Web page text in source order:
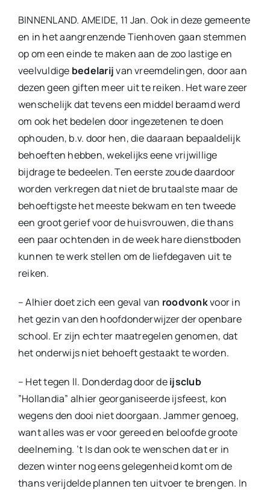
BINNENLAND. AMEIDE, 11 Jan. Ook in deze gemeente
en in het aangrenzende Tienhoven gaan stemmen
op om een einde te maken aan de zoo lastige en
veelvuldige bedelarijvan vreemdelingen, door aan
dezen geen giften meer uit te reiken. Het ware zeer
wenschelijk dat tevens een middel beraamd werd
om ook het bedelen door ingezetenen te doen
ophouden, b.v. door hen, die daaraan bepaaldelijk
behoeften hebben, wekelijks eene vrijwillige
bijdrage te bedeelen. Ten eerste zoude daardoor
worden verkregen dat niet de brutaalste maar de
behoeftigste het meeste bekwam en ten tweede
een groot gerief voor de huisvrouwen, die thans
een paar ochtenden in de week hare dienstboden
kunnen te werk stellen om de liefdegaven uit te
reiken.
– Alhier doet zich een geval van roodvonkvoor in
het gezin van den hoofdonderwijzer der openbare
school. Er zijn echter maatregelen genomen, dat
het onderwijs niet behoeft gestaakt te worden.
– Het tegen ll. Donderdag door deijsclub
”Hollandia” alhier georganiseerde ijsfeest, kon
wegens den dooi niet doorgaan. Jammer genoeg,
want alles was er voor gereed en beloofde groote
deelneming. ’t Is dan ook te wenschen dat er in
dezen winter nog eens gelegenheid komt om de
thans verijdelde plannen ten uitvoer te brengen. In